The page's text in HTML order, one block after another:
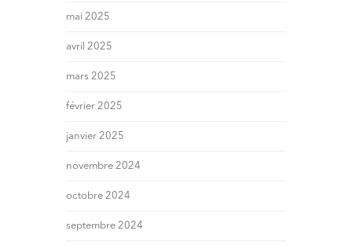
mai 2025
avril 2025
mars 2025
février 2025
janvier 2025
novembre 2024
octobre 2024
septembre 2024